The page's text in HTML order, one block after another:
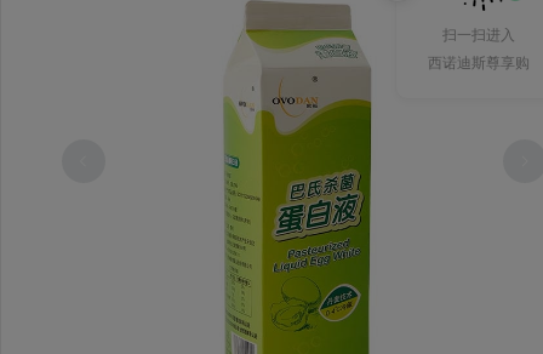
扫一扫进入
西诺迪斯尊享购